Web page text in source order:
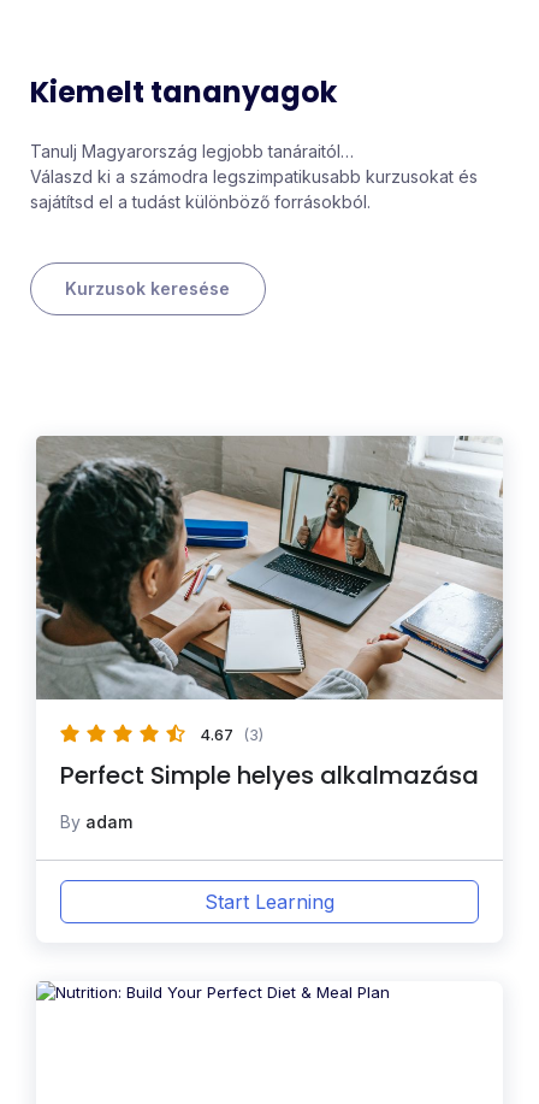
Kiemelt tananyagok
Tanulj Magyarország legjobb tanáraitól…
Válaszd ki a számodra legszimpatikusabb kurzusokat és
sajátítsd el a tudást különböző forrásokból.
Kurzusok keresése
4.67 (3)
Perfect Simple helyes alkalmazása
By adam
Start Learning